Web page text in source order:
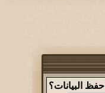
حفظ البيانات؟